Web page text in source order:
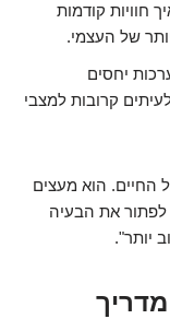
חוויות קודמות
של העצמי.
יחסים
קרובות למצבי
החיים. הוא מעצים
לפתור את הבעיה
יותר".